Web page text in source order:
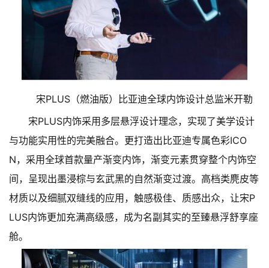
宋PLUS（燃油版）比亚迪全球内饰设计总监米开勒
宋PLUS内饰采用多层悬浮设计理念，实现了美学设计
与功能实用性的完美融合。更打造出比亚迪专属色彩ICO
N，采用全球首款量产渐变内饰，渐变元素贯穿整个内饰空
间，呈现出墨浸棕与玄武黑的自然渐变过渡。高档类麂皮等
材质以及细腻双缝线的应用，触感极佳、质感出众，让宋P
LUS内饰更加充满高级感，成为名副其实的至臻悬浮舒享座
舱。